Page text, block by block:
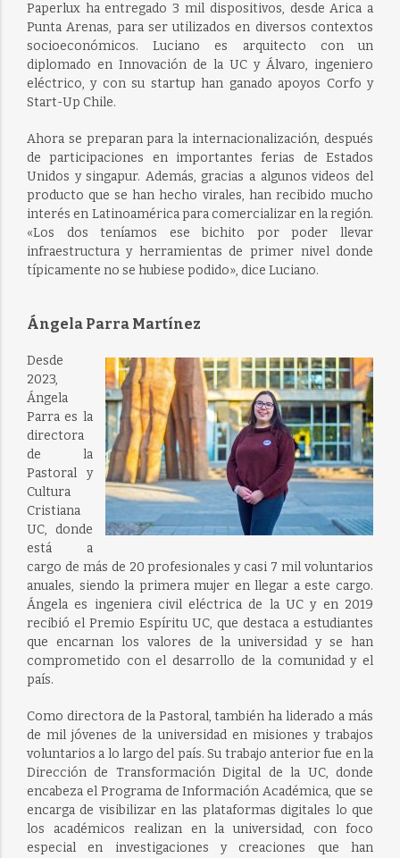
Paperlux ha entregado 3 mil dispositivos, desde Arica a
Punta Arenas, para ser utilizados en diversos contextos
socioeconómicos. Luciano es arquitecto con un
diplomado en Innovación de la UC y Álvaro, ingeniero
eléctrico, y con su startup han ganado apoyos Corfo y
Start-Up Chile.
Ahora se preparan para la internacionalización, después
de participaciones en importantes ferias de Estados
Unidos y singapur. Además, gracias a algunos videos del
producto que se han hecho virales, han recibido mucho
interés en Latinoamérica para comercializar en la región.
«Los dos teníamos ese bichito por poder llevar
infraestructura y herramientas de primer nivel donde
típicamente no se hubiese podido», dice Luciano.
Ángela Parra Martínez
Desde
2023,
Ángela
Parra es la
directora
de la
Pastoral y
Cultura
Cristiana
UC, donde
está a
cargo de más de 20 profesionales y casi 7 mil voluntarios
anuales, siendo la primera mujer en llegar a este cargo.
Ángela es ingeniera civil eléctrica de la UC y en 2019
recibió el Premio Espíritu UC, que destaca a estudiantes
que encarnan los valores de la universidad y se han
comprometido con el desarrollo de la comunidad y el
país.
Como directora de la Pastoral, también ha liderado a más
de mil jóvenes de la universidad en misiones y trabajos
voluntarios a lo largo del país. Su trabajo anterior fue en la
Dirección de Transformación Digital de la UC, donde
encabeza el Programa de Información Académica, que se
encarga de visibilizar en las plataformas digitales lo que
los académicos realizan en la universidad, con foco
especial en investigaciones y creaciones que han